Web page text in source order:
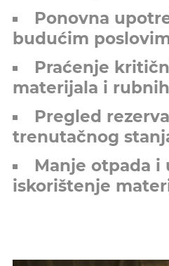
Ponovna
budućim
Praćenje
materijala i
Pregled
trenutačnog
Manje otpada
iskorištenje